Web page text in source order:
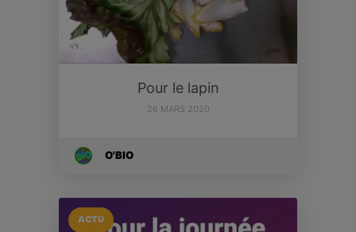
Pour le lapin
26 MARS 2020
O'BIO
ACTU